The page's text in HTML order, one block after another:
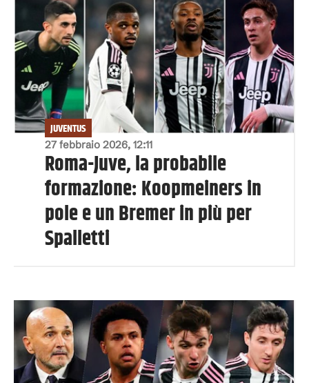
27 febbraio 2026, 12:11
JUVENTUS
Roma-Juve, la probabile
formazione: Koopmeiners in
pole e un Bremer in più per
Spalletti